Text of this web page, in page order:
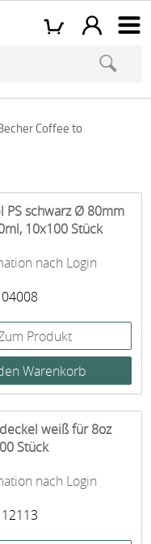
Coffee to
PS schwarz Ø 80mm
10x100 Stück
nach Login
Produkt
weiß für 8oz
Stück
nach Login